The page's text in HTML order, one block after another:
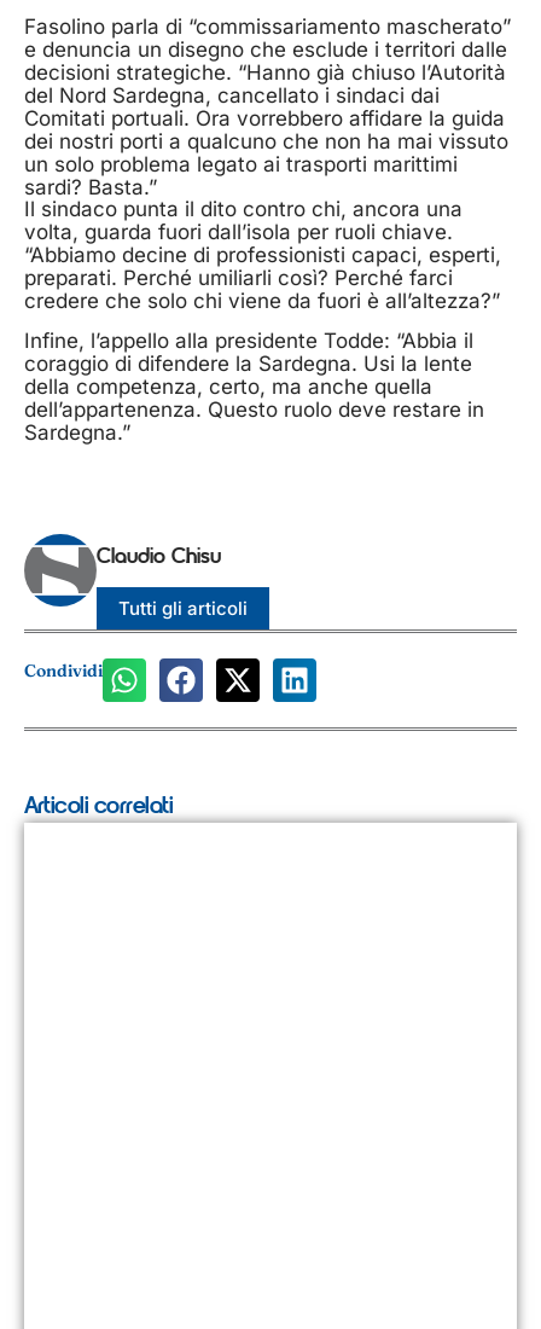
Fasolino parla di “commissariamento mascherato”
e denuncia un disegno che esclude i territori dalle
decisioni strategiche. “Hanno già chiuso l’Autorità
del Nord Sardegna, cancellato i sindaci dai
Comitati portuali. Ora vorrebbero affidare la guida
dei nostri porti a qualcuno che non ha mai vissuto
un solo problema legato ai trasporti marittimi
sardi? Basta.”
Il sindaco punta il dito contro chi, ancora una
volta, guarda fuori dall’isola per ruoli chiave.
“Abbiamo decine di professionisti capaci, esperti,
preparati. Perché umiliarli così? Perché farci
credere che solo chi viene da fuori è all’altezza?”
Infine, l’appello alla presidente Todde: “Abbia il
coraggio di difendere la Sardegna. Usi la lente
della competenza, certo, ma anche quella
dell’appartenenza. Questo ruolo deve restare in
Sardegna.”
Claudio Chisu
Tutti gli articoli
Condividi
Articoli correlati